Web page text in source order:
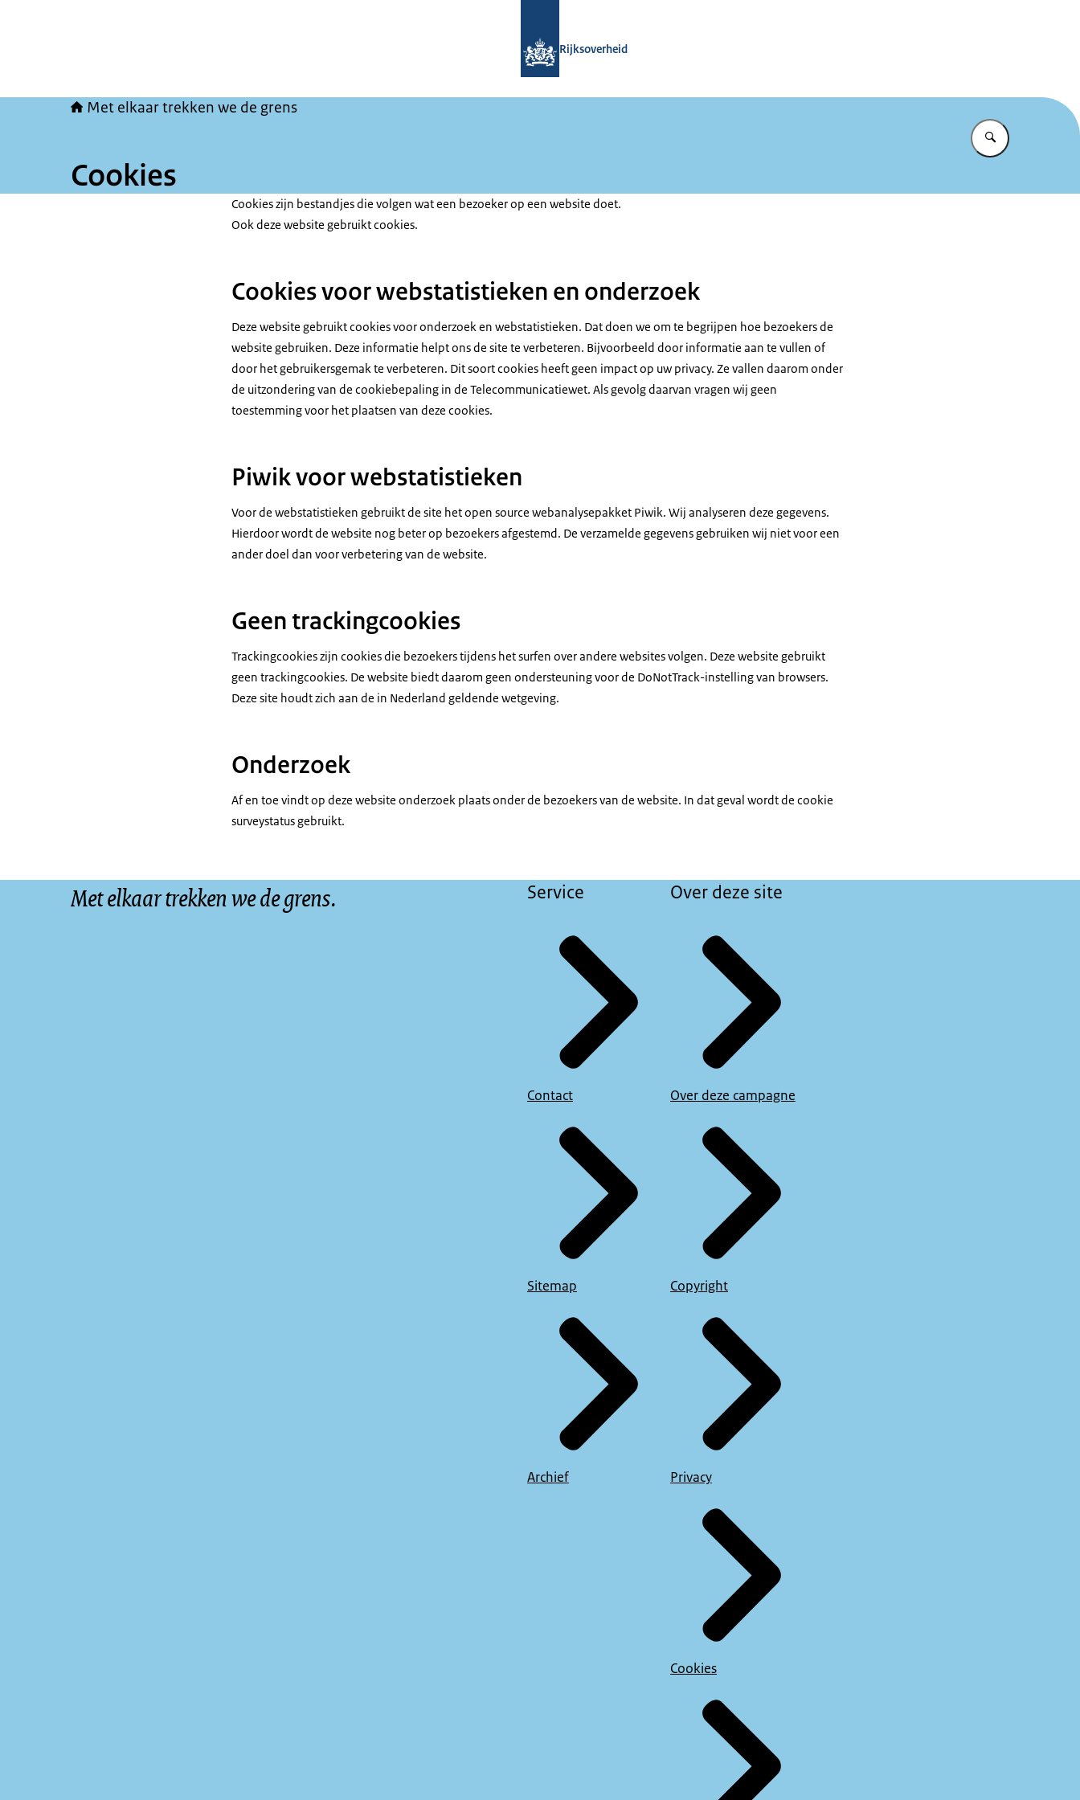
Rijksoverheid
Met elkaar trekken we de grens
Vul in wat u
Cookies
Cookies zijn bestandjes die volgen wat een bezoeker op een website doet.
Ook deze website gebruikt cookies.
Cookies voor webstatistieken en onderzoek
Deze website gebruikt cookies voor onderzoek en webstatistieken. Dat doen we om te begrijpen hoe bezoekers de
website gebruiken. Deze informatie helpt ons de site te verbeteren. Bijvoorbeeld door informatie aan te vullen of
door het gebruikersgemak te verbeteren. Dit soort cookies heeft geen impact op uw privacy. Ze vallen daarom onder
de uitzondering van de cookiebepaling in de Telecommunicatiewet. Als gevolg daarvan vragen wij geen
toestemming voor het plaatsen van deze cookies.
Piwik voor webstatistieken
Voor de webstatistieken gebruikt de site het open source webanalysepakket Piwik. Wij analyseren deze gegevens.
Hierdoor wordt de website nog beter op bezoekers afgestemd. De verzamelde gegevens gebruiken wij niet voor een
ander doel dan voor verbetering van de website.
Geen trackingcookies
Trackingcookies zijn cookies die bezoekers tijdens het surfen over andere websites volgen. Deze website gebruikt
geen trackingcookies. De website biedt daarom geen ondersteuning voor de DoNotTrack-instelling van browsers.
Deze site houdt zich aan de in Nederland geldende wetgeving.
Onderzoek
Af en toe vindt op deze website onderzoek plaats onder de bezoekers van de website. In dat geval wordt de cookie
surveystatus gebruikt.
Met elkaar trekken we de grens. Service
Contact
Sitemap
Archief
Over deze site
Over deze campagne
Copyright
Privacy
Cookies